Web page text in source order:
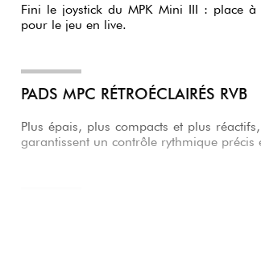
Fini le joystick du MPK Mini III : place
pour le jeu en live.
PADS MPC RÉTROÉCLAIRÉS RVB
Plus épais, plus compacts et plus
Accédez directement aux fonctions